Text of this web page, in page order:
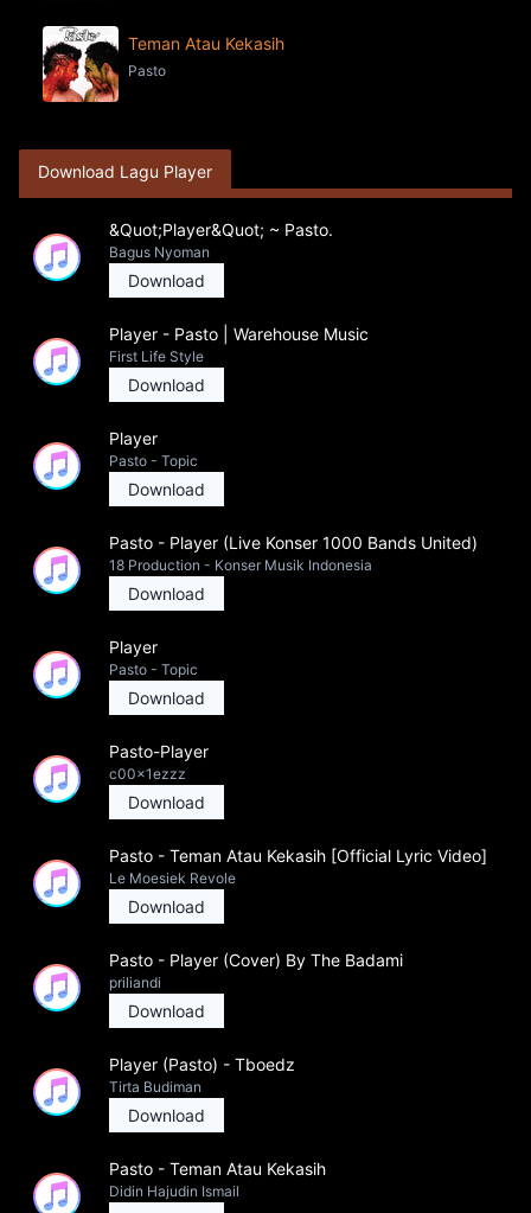
Teman Atau Kekasih
Pasto
Download Lagu Player
&Quot;Player&Quot; ~ Pasto.
Bagus Nyoman
Download
Player - Pasto | Warehouse Music
First Life Style
Download
Player
Pasto - Topic
Download
Pasto - Player (Live Konser 1000 Bands United)
18 Production - Konser Musik Indonesia
Download
Player
Pasto - Topic
Download
Pasto-Player
c00x1ezzz
Download
Pasto - Teman Atau Kekasih [Official Lyric Video]
Le Moesiek Revole
Download
Pasto - Player (Cover) By The Badami
priliandi
Download
Player (Pasto) - Tboedz
Tirta Budiman
Download
Pasto - Teman Atau Kekasih
Didin Hajudin Ismail